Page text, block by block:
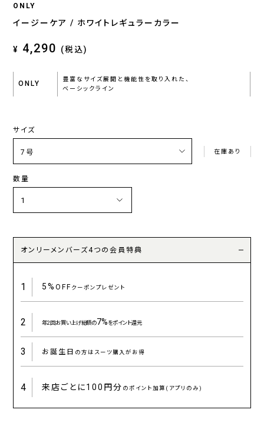
ONLY
イージーケア / ホワイトレギュラーカラー
¥ 4,290 (税込)
ONLY
豊富なサイズ展開と機能性を取り入れた、
ベーシックライン
サイズ
在庫あり
数量
オンリーメンバーズ4つの会員特典
1 5%OFFクーポンプレゼント
2 年2回お買い上げ総額の7%をポイント還元
3 お誕生日 の方はスーツ購入がお得
4 来店ごとに100円分 のポイント加算(アプリのみ)